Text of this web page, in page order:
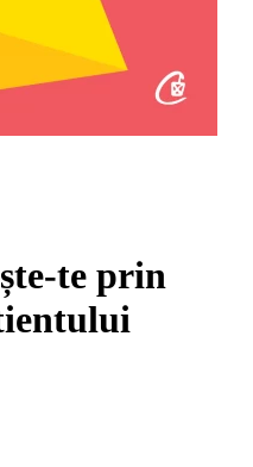
te prin